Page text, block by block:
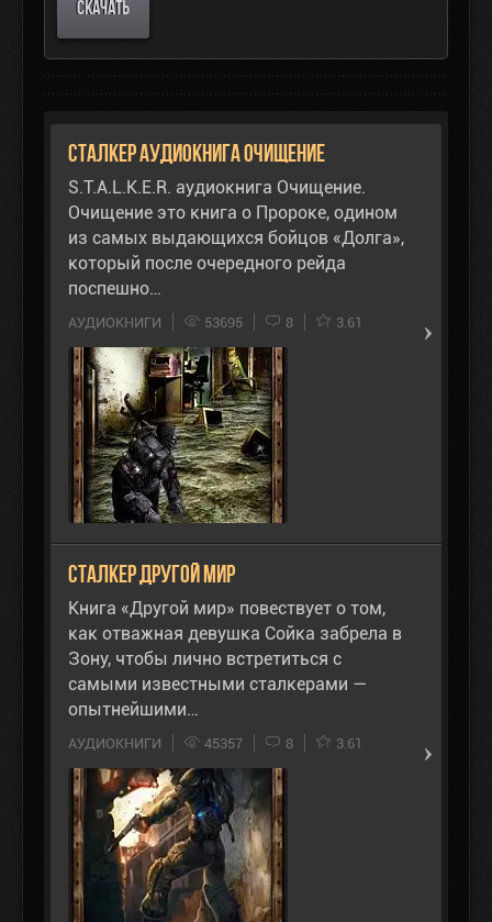
СКАЧАТЬ
Сталкер аудиокнига Очищение
S.T.A.L.K.E.R. аудиокнига Очищение.
Очищение это книга о Пророке, одином
из самых выдающихся бойцов «Долга»,
который после очередного рейда
поспешно…
АУДИОКНИГИ 53695 8 3.61
Сталкер Другой Мир
Книга «Другой мир» повествует о том,
как отважная девушка Сойка забрела в
Зону, чтобы лично встретиться с
самыми известными сталкерами —
опытнейшими…
АУДИОКНИГИ 45357 8 3.61